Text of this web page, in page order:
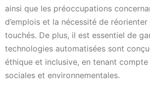
ainsi que les préoccupations
d’emplois et la nécessité de
touchés. De plus, il est essentiel de
technologies automatisées sont
éthique et inclusive, en tenant
sociales et environnementales.